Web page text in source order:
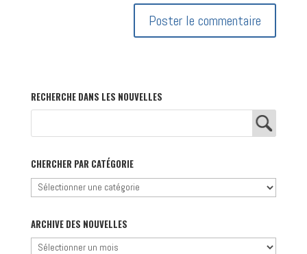
RECHERCHE DANS LES NOUVELLES
CHERCHER PAR CATÉGORIE
Chercher
catégorie
ARCHIVE DES NOUVELLES
Archive